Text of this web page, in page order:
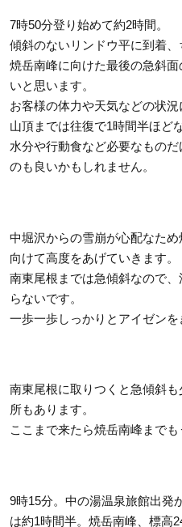
7時50分登り始めて約2時間。
傾斜のないリンドウ平に到着、
焼岳南峰に向けた最後の急斜
いと思います。
お客様の体力や天気などの状
山頂までは往復で1時間半ほど
水分や行動食など必要なもの
のも良いかもしれません。
中堀沢からの雪崩が心配なた
向けて高度をあげていきます。
南東尾根までは急傾斜なので
らないです。
一歩一歩しっかりとアイゼンを
南東尾根に取りつくと急傾斜
所もあります。
ここまで来たら焼岳南峰までも
9時15分。中の湯温泉旅館出発
は約1時間半。焼岳南峰、標高